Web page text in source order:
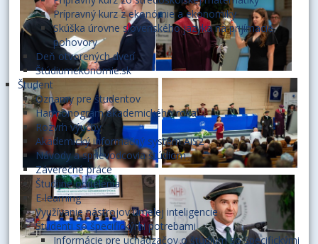
Prípravný kurz z ekonómie a ekonomiky
Skúška úrovne slovenského jazyka na prijímacie
pohovory
Deň otvorených dverí
Štúdiumekonómie.sk
Študent
Oznamy pre študentov
Harmonogram akademického roka
Rozvrh výučby
Akademický informačný systém AiS2
Návody a sprievodcovia štúdiom
Záverečné práce
Študijné oddelenia
E-learning
Využívanie nástrojov umelej inteligencie
Študenti so špecifickými potrebami
Informácie pre uchádzačov o štúdium so špecifickými